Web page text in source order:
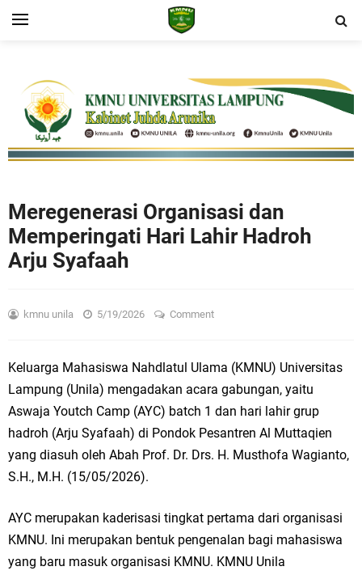
Meregenerasi Organisasi dan
Memperingati Hari Lahir Hadroh
Arju Syafaah
kmnu unila 5/19/2026 Comment
Keluarga Mahasiswa Nahdlatul Ulama (KMNU) Universitas
Lampung (Unila) mengadakan acara gabungan, yaitu
Aswaja Youtch Camp (AYC) batch 1 dan hari lahir grup
hadroh (Arju Syafaah) di Pondok Pesantren Al Muttaqien
yang diasuh oleh Abah Prof. Dr. Drs. H. Musthofa Wagianto,
S.H., M.H. (15/05/2026).
AYC merupakan kaderisasi tingkat pertama dari organisasi
KMNU. Ini merupakan bentuk pengenalan bagi mahasiswa
yang baru masuk organisasi KMNU. KMNU Unila